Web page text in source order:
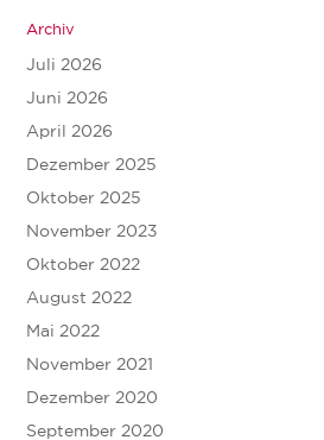
Archiv
Juli 2026
Juni 2026
April 2026
Dezember 2025
Oktober 2025
November 2023
Oktober 2022
August 2022
Mai 2022
November 2021
Dezember 2020
September 2020